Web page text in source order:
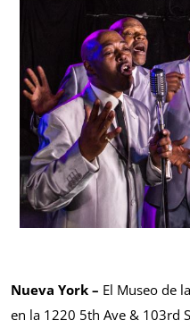
Nueva York – El Museo de
en la 1220 5th Ave & 103rd